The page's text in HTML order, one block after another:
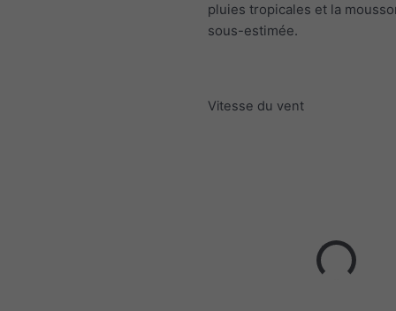
pluies tropicales et la
sous-estimée.
Vitesse du vent